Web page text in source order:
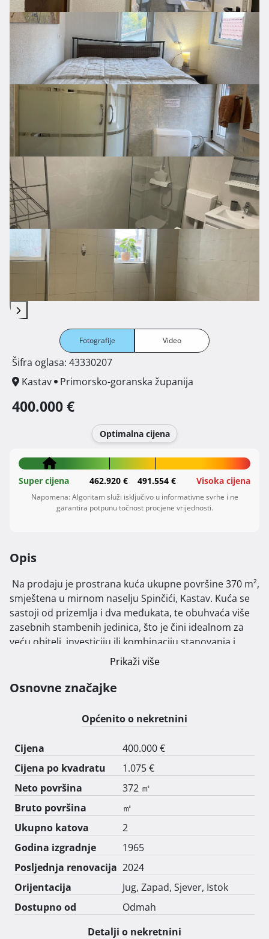
Fotografije Video
Šifra oglasa: 43330207
Kastav
Primorsko-goranska županija
400.000 €
Optimalna cijena
Super cijena 462.920 € 491.554 € Visoka cijena
Napomena: Algoritam služi isključivo u informativne svrhe i ne
garantira potpunu točnost procjene vrijednosti.
Opis
smještena u mirnom naselju Spinčići, Kastav. Kuća se
sastoji od prizemlja i dva međukata, te obuhvaća više
zasebnih stambenih jedinica, što je čini idealnom za
veću obitelj, investiciju ili kombinaciju stanovanja i
Nalazi se u blizini svih potrebnih sadržaja poput
trgovina, škola, vrtića i javnog prijevoza, a sama
lokacija nudi mirno okruženje uz brzu povezanost s
urbanim centrima.
Kuća se prodaje kao cjelina.
Prikaži više
Osnovne značajke
Općenito o nekretnini
Cijena
400.000 €
Cijena po kvadratu
1.075 €
Neto površina
372 ㎡
Bruto površina
㎡
Ukupno katova
2
Godina izgradnje
1965
Posljednja renovacija 2024
Orijentacija
Jug, Zapad, Sjever, Istok
Dostupno od
Odmah
Detalji o nekretnini